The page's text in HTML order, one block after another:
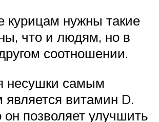
курицам нужны такие
что и людям, но в
соотношении.
несушки самым
витамин D.
позволяет улучшить